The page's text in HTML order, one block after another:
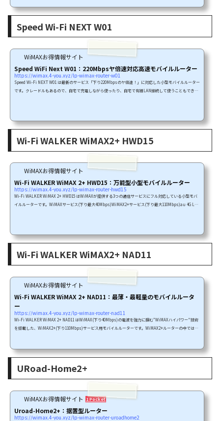
り220Mbpsエリア」に対応したWiMAXルーターです。エリア確認必須です！では個別に機能をご紹介し
Speed Wi-Fi NEXT W01
WiMAXお得情報サイト
Speed WiFi Next W01：220Mbpsヤ倍速対応高速モバイルルーター
https://wimax.4-you.xyz/lp-wimax-router-w01
Speed Wi-Fi NEXT W01 は最新のサービス「下り220Mbpsのヤ倍速！」に対応した小型モバイルルーター
です。クレードルもあるので、自宅で充電しながら使ったり、自宅で有線LAN接続して使うこともできま
d Wi-Fi NEXT W01の特徴Seed Wi-Fi NEXT W01W...
Wi-Fi WALKER WiMAX2+ HWD15
WiMAXお得情報サイト
Wi-Fi WALKER WiMAX 2+ HWD15：万能型小型モバイルルーター
https://wimax.4-you.xyz/lp-wimax-router-hwd15
Wi-Fi WALKER WiMAX 2+ HWD15 はWiMAXが提供する3つの通信サービスにフル対応している小型モバ
イルルーターです。WiMAXサービス(下り最大40Mbps)WiMAX2+サービス(下り最大110Mbps)au 4G LTE
間 最大約11時間2.4インチ カラータッチパネルで簡単・便利...
Wi-Fi WALKER WiMAX2+ NAD11
WiMAXお得情報サイト
Wi-Fi WALKER WiMAX 2+ NAD11：最薄・最軽量のモバイルルータ
ー
https://wimax.4-you.xyz/lp-wimax-router-nad11
Wi-Fi WALKER WiMAX 2+ NAD11 はWiMAX(下り40Mbps)の電波を強力に掴む"WiMAXハイパワー"技術
を搭載した、WiMAX2+(下り110Mbps)サービス用モバイルルーターです。WiMAX2+ルーターの中では最
速110MbpsのWiMAX 2+／WiMAXハイパワー／最新のWi-Fi規格IEEE802.11acに対応ライフスタイルに合
URoad-Home2+
WiMAXお得情報サイト 1 Pocket
Uroad-Home2+：据置型ルーター
https://wimax.4-you.xyz/lp-wimax-router-uroadhome2